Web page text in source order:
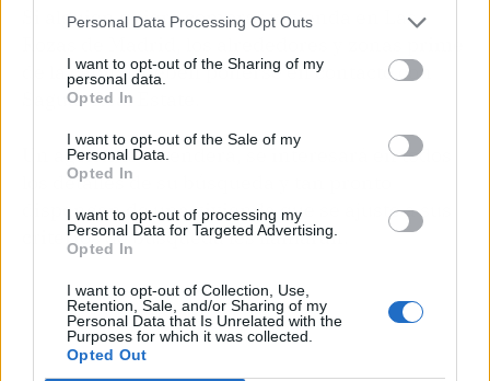
Personal Data Processing Opt Outs
I want to opt-out of the Sharing of my
personal data.
Opted In
I want to opt-out of the Sale of my
Personal Data.
Opted In
I want to opt-out of processing my
Personal Data for Targeted Advertising.
Opted In
I want to opt-out of Collection, Use,
Retention, Sale, and/or Sharing of my
Personal Data that Is Unrelated with the
Purposes for which it was collected.
Opted Out
Si alguien quiere comprar vivienda en Las
de la capital, deben ponerse en contacto con
Saguar Real Estate.
Un agente les atenderá, se interesará en todos
los detalles de su búsqueda y tan pronto
dispongan de una vivienda que se ajuste a sus
criterios de búsqueda les llamarán.